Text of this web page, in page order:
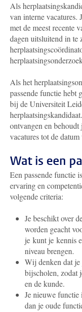
Als
van interne
met de meest recente
dagen uitsluitend in te
Als het
passende functie hebt
bij de Universiteit
ontvangen en
vacatures tot de
Wat is een
Een passende functie
ervaring en
volgende criteria:
Je beschikt over
worden geacht
je kunt je kennis
niveau brengen.
Wij denken dat je
bijscholen, zodat
en de kunde.
Je nieuwe functie
dan je oude